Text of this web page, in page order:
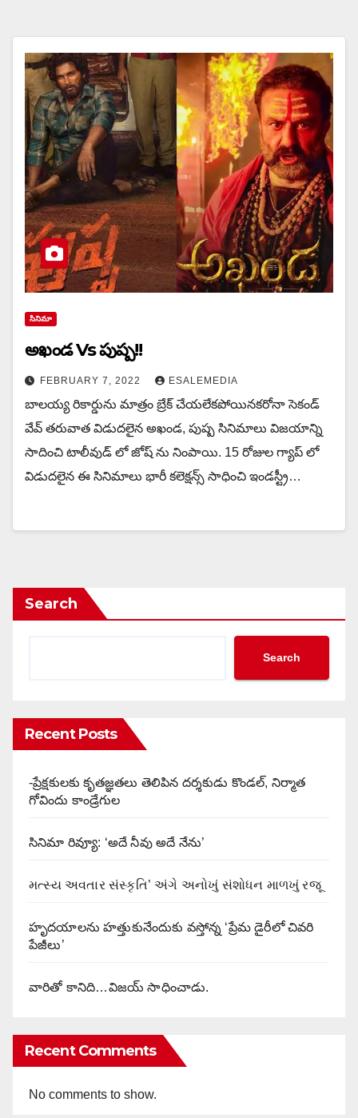
సినిమా
అఖండ Vs పుష్ప!!
FEBRUARY 7, 2022 ESALEMEDIA
బాలయ్య రికార్డును మాత్రం బ్రేక్ చేయలేకపోయినకరోనా సెకండ్
వేవ్ తరువాత విడుదలైన అఖండ, పుష్ప సినిమాలు విజయాన్ని
సాదించి టాలీవుడ్ లో జోష్ ను నింపాయి. 15 రోజుల గ్యాప్ లో
విడుదలైన ఈ సినిమాలు భారీ కలెక్షన్స్ సాధించి ఇండస్ట్రీ…
Search
Search
Recent Posts
-ప్రేక్షకులకు కృతజ్ఞతలు తెలిపిన దర్శకుడు కొండల్, నిర్మాత
గోవిందు కాండ్రేగుల
సినిమా రివ్యూ: ‘అదే నీవు అదే నేను’
મત્સ્ય અવતાર સંસ્કૃતિ’ અંગે અનોખું સંશોધન માળખું રજૂ
హృదయాలను హత్తుకునేందుకు వస్తోన్న ‘ప్రేమ డైరీలో చివరి
పేజీలు’
వారితో కానిది…విజయ్ సాధించాడు.
Recent Comments
No comments to show.